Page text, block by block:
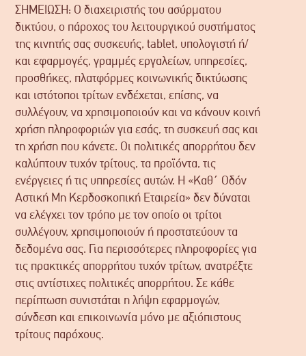
ΣΗΜΕΙΩΣΗ: Ο διαχειριστής του ασύρματου
δικτύου, ο πάροχος του λειτουργικού συστήματος
της κινητής σας συσκευής, tablet, υπολογιστή ή/
και εφαρμογές, γραμμές εργαλείων, υπηρεσίες,
προσθήκες, πλατφόρμες κοινωνικής δικτύωσης
και ιστότοποι τρίτων ενδέχεται, επίσης, να
συλλέγουν, να χρησιμοποιούν και να κάνουν κοινή
χρήση πληροφοριών για εσάς, τη συσκευή σας και
τη χρήση που κάνετε. Οι πολιτικές απορρήτου δεν
καλύπτουν τυχόν τρίτους, τα προϊόντα, τις
ενέργειες ή τις υπηρεσίες αυτών. Η «Καθ΄ Οδόν
Αστική Μη Κερδοσκοπική Εταιρεία» δεν δύναται
να ελέγχει τον τρόπο με τον οποίο οι τρίτοι
συλλέγουν, χρησιμοποιούν ή προστατεύουν τα
δεδομένα σας. Για περισσότερες πληροφορίες για
τις πρακτικές απορρήτου τυχόν τρίτων, ανατρέξτε
στις αντίστιχες πολιτικές απορρήτου. Σε κάθε
περίπτωση συνιστάται η λήψη εφαρμογών,
σύνδεση και επικοινωνία μόνο με αξιόπιστους
τρίτους παρόχους.